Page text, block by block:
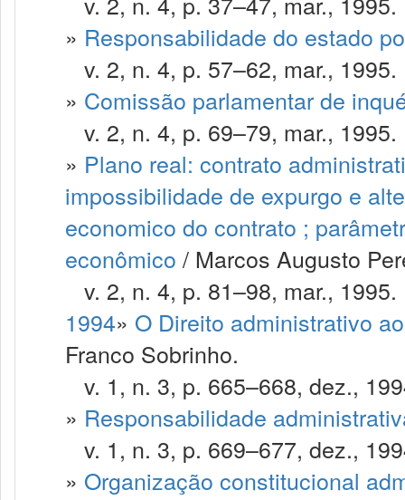
» Responsabilidade do estado
v. 2, n. 4, p. 57–62, mar., 1995.
» Comissão parlamentar de
v. 2, n. 4, p. 69–79, mar., 1995.
» Plano real: contrato
impossibilidade de expurgo e
economico do contrato ;
econômico / Marcos Augusto
v. 2, n. 4, p. 81–98, mar., 1995.
1994» O Direito administrativo
Franco Sobrinho.
v. 1, n. 3, p. 665–668, dez.,
» Responsabilidade
v. 1, n. 3, p. 669–677, dez.,
» Organização constitucional